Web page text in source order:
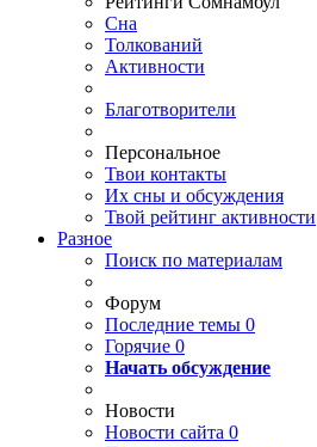
Сна
Толкований
Активности
Благотворители
Персональное
Твои контакты
Их сны и обсуждения
Твой рейтинг активности
Разное
Поиск по материалам
Форум
Последние темы 0
Горячие 0
Начать обсуждение
Новости
Новости сайта 0